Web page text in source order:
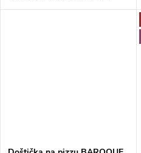
funkčný dizajn.